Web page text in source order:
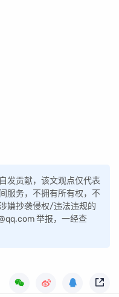
发贡献，该文观点仅代表
服务，不拥有所有权，不
嫌抄袭侵权/违法违规的
举报，一经查